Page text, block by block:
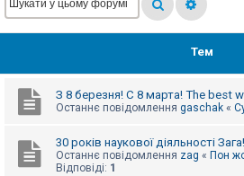
т
р
а
Т
м
б
Тем
З 8 березня! С 8 марта! The best
Останнє повідомлення gaschak «
30 років наукової діяльності Зага!
Останнє повідомлення zag « Пон
Відповіді: 1